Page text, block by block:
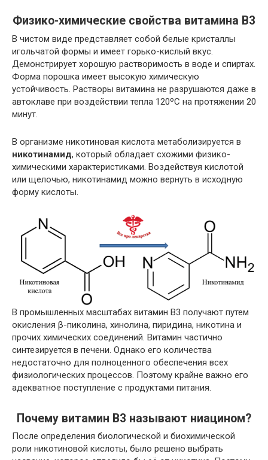
Физико-химические свойства витамина В3
В чистом виде представляет собой белые кристаллы
игольчатой формы и имеет горько-кислый вкус.
Демонстрирует хорошую растворимость в воде и спиртах.
Форма порошка имеет высокую химическую
устойчивость. Растворы витамина не разрушаются даже в
автоклаве при воздействии тепла 120ºС на протяжении 20
минут.
В организме никотиновая кислота метаболизируется в
никотинамид, который обладает схожими физико-
химическими характеристиками. Воздействуя кислотой
или щелочью, никотинамид можно вернуть в исходную
форму кислоты.
В промышленных масштабах витамин В3 получают путем
окисления β-пиколина, хинолина, пиридина, никотина и
прочих химических соединений. Витамин частично
синтезируется в печени. Однако его количества
недостаточно для полноценного обеспечения всех
физиологических процессов. Поэтому крайне важно его
адекватное поступление с продуктами питания.
Почему витамин В3 называют ниацином?
После определения биологической и биохимической
роли никотиновой кислоты, было решено выбрать